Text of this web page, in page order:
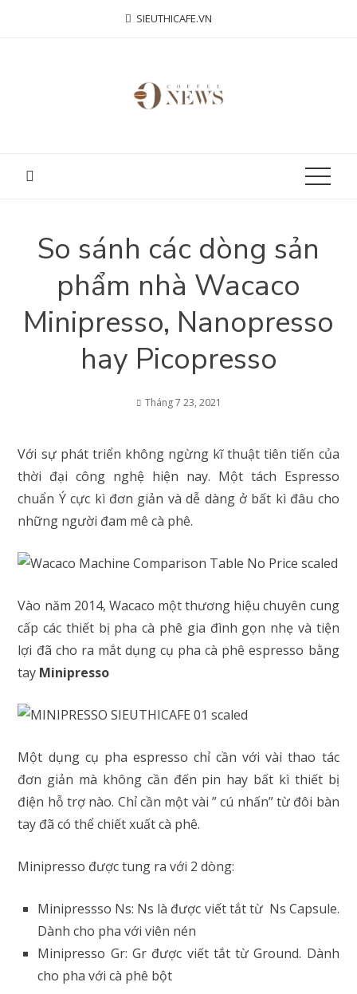
SIEUTHICAFE.VN
So sánh các dòng sản
phẩm nhà Wacaco
Minipresso, Nanopresso
hay Picopresso
Tháng 7 23, 2021
Với sự phát triển không ngừng kĩ thuật tiên tiến của
thời đại công nghệ hiện nay. Một tách Espresso
chuẩn Ý cực kì đơn giản và dễ dàng ở bất kì đâu cho
những người đam mê cà phê.
Vào năm 2014, Wacaco một thương hiệu chuyên cung
cấp các thiết bị pha cà phê gia đình gọn nhẹ và tiện
lợi đã cho ra mắt dụng cụ pha cà phê espresso bằng
tay Minipresso
Một dụng cụ pha espresso chỉ cần với vài thao tác
đơn giản mà không cần đến pin hay bất kì thiết bị
điện hỗ trợ nào. Chỉ cần một vài ” cú nhấn” từ đôi bàn
tay đã có thể chiết xuất cà phê.
Minipresso được tung ra với 2 dòng:
Minipressso Ns: Ns là được viết tắt từ Ns Capsule.
Dành cho pha với viên nén
Minipresso Gr: Gr được viết tắt từ Ground. Dành
cho pha với cà phê bột